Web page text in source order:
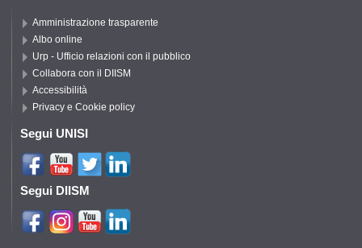
Amministrazione trasparente
Albo online
Urp - Ufficio relazioni con il pubblico
Collabora con il DIISM
Accessibilità
Privacy e Cookie policy
Segui UNISI
Segui DIISM